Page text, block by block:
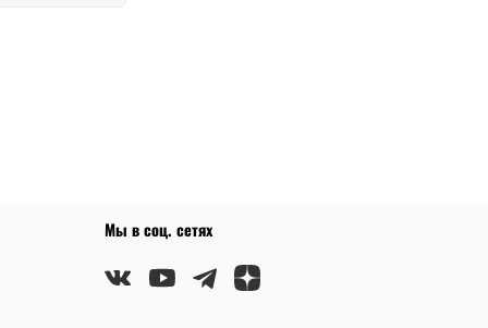
Мы в соц. сетях